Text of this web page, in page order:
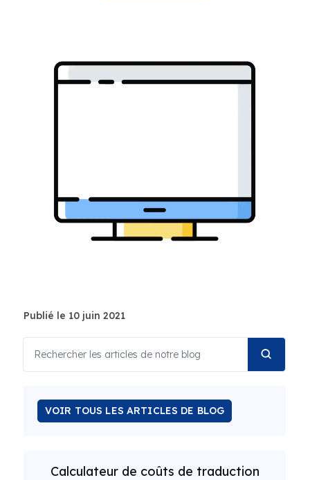
Publié le 10 juin 2021
VOIR TOUS LES ARTICLES DE BLOG
Calculateur de coûts de traduction